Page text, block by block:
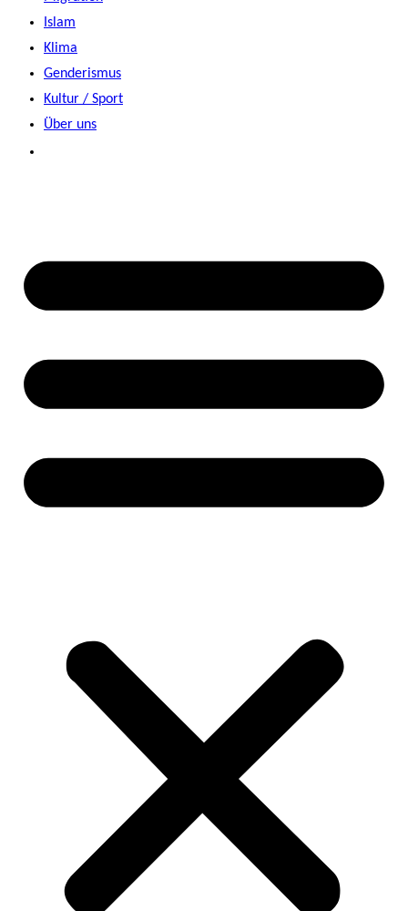
Islam
Klima
Genderismus
Kultur / Sport
Über uns